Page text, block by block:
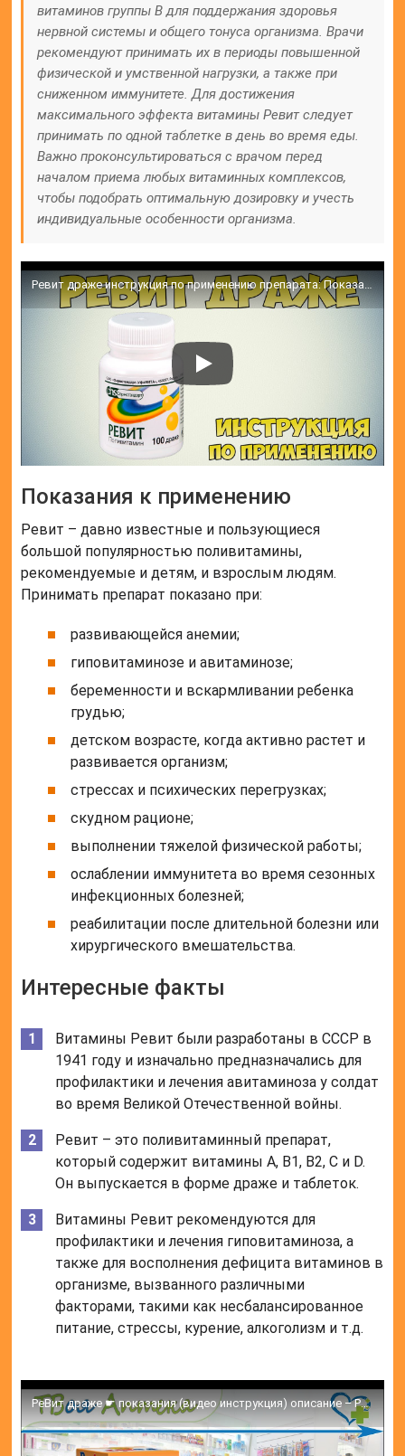
витаминов группы В для поддержания здоровья
нервной системы и общего тонуса организма. Врачи
рекомендуют принимать их в периоды повышенной
физической и умственной нагрузки, а также при
сниженном иммунитете. Для достижения
максимального эффекта витамины Ревит следует
принимать по одной таблетке в день во время еды.
Важно проконсультироваться с врачом перед
началом приема любых витаминных комплексов,
чтобы подобрать оптимальную дозировку и учесть
индивидуальные особенности организма.
Ревит драже инструкция по применению препарата: Показания, как применять, обзор препарата
Показания к применению
Ревит – давно известные и пользующиеся
большой популярностью поливитамины,
рекомендуемые и детям, и взрослым людям.
Принимать препарат показано при:
развивающейся анемии;
гиповитаминозе и авитаминозе;
беременности и вскармливании ребенка
грудью;
детском возрасте, когда активно растет и
развивается организм;
стрессах и психических перегрузках;
скудном рационе;
выполнении тяжелой физической работы;
ослаблении иммунитета во время сезонных
инфекционных болезней;
реабилитации после длительной болезни или
хирургического вмешательства.
Интересные факты
Витамины Ревит были разработаны в СССР в
1941 году и изначально предназначались для
профилактики и лечения авитаминоза у солдат
во время Великой Отечественной войны.
Ревит – это поливитаминный препарат,
который содержит витамины A, B1, B2, C и D.
Он выпускается в форме драже и таблеток.
Витамины Ревит рекомендуются для
профилактики и лечения гиповитаминоза, а
также для восполнения дефицита витаминов в
организме, вызванного различными
факторами, такими как несбалансированное
питание, стрессы, курение, алкоголизм и т.д.
РеВит драже ☛ показания (видео инструкция) описание – Ретинола ацетат, Тиамина хлорид, Рибофлавин